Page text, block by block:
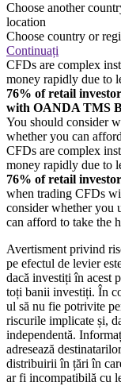
Choose another
location
Choose country or
Continuați
CFDs are complex
money rapidly due to
76% of retail
with OANDA TMS
You should consider
whether you can
CFDs are complex
money rapidly due to
76% of retail
when trading CFDs
consider whether you
can afford to take the
Avertisment privind
pe efectul de levier
dacă investiți în acest
toți banii investiți. În
ul să nu fie potrivite
riscurile implicate și,
independentă.
adresează
distribuirii în țări în
ar fi incompatibilă cu